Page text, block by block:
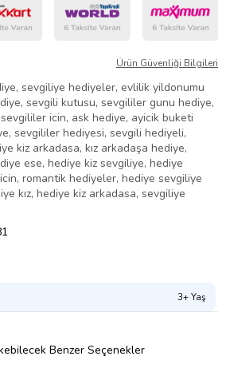
Ürün Güvenliği Bilgileri
sevgiliye hediyeler, evlilik yildonumu
sevgili kutusu, sevgililer gunu hediye,
icin, ask hediye, ayicik buketi
sevgililer hediyesi, sevgili hediyeli,
kiz arkadasa, kız arkadaşa hediye,
ese, hediye kiz sevgiliye, hediye
romantik hediyeler, hediye sevgiliye
kız, hediye kiz arkadasa, sevgiliye
3+ Yaş
Benzer Seçenekler